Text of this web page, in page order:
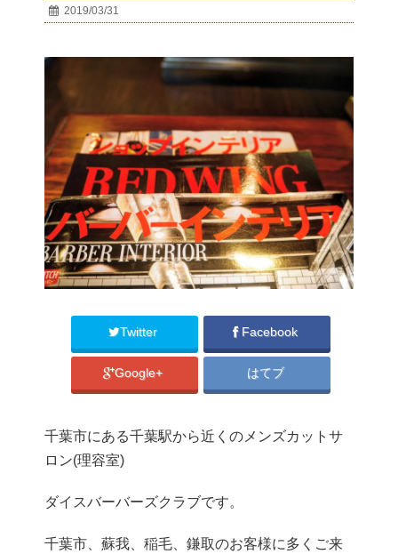
2019/03/31
Twitter Facebook
Google+ はてブ
千葉市にある千葉駅から近くのメンズカットサ
ロン(理容室)
ダイスバーバーズクラブです。
千葉市、蘇我、稲毛、鎌取のお客様に多くご来